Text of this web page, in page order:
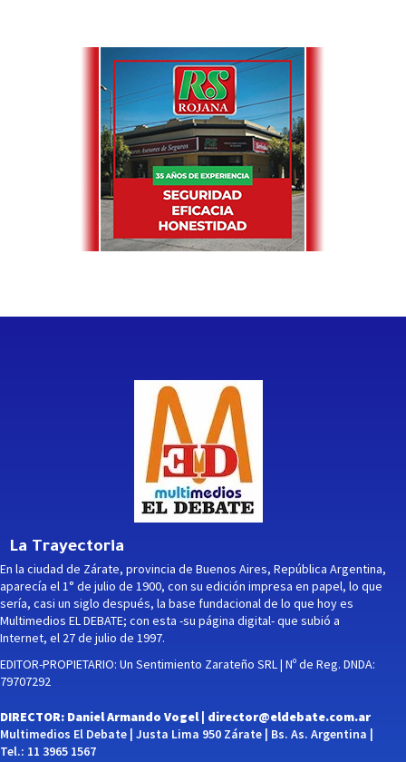
La Trayectoria
En la ciudad de Zárate, provincia de Buenos Aires, República Argentina,
aparecía el 1° de julio de 1900, con su edición impresa en papel, lo que
sería, casi un siglo después, la base fundacional de lo que hoy es
Multimedios EL DEBATE; con esta -su página digital- que subió a
Internet, el 27 de julio de 1997.
EDITOR-PROPIETARIO: Un Sentimiento Zarateño SRL | Nº de Reg. DNDA:
79707292
DIRECTOR: Daniel Armando Vogel | director@eldebate.com.ar
Multimedios El Debate | Justa Lima 950 Zárate | Bs. As. Argentina |
Tel.: 11 3965 1567